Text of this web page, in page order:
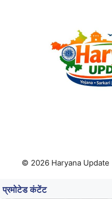
© 2026 Haryana Update